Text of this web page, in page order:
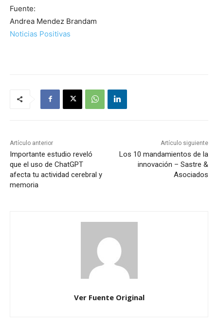
Fuente:
Andrea Mendez Brandam
Noticias Positivas
Artículo anterior
Importante estudio reveló
que el uso de ChatGPT
afecta tu actividad cerebral y
memoria
Artículo siguiente
Los 10 mandamientos de la
innovación – Sastre &
Asociados
Ver Fuente Original